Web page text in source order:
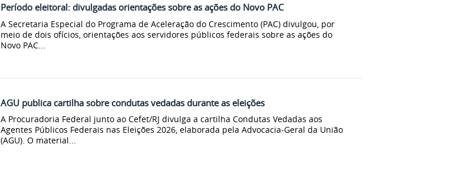
Período eleitoral: divulgadas orientações sobre as ações do Novo PAC
A Secretaria Especial do Programa de Aceleração do Crescimento (PAC) divulgou, por
meio de dois ofícios, orientações aos servidores públicos federais sobre as ações do
Novo PAC...
AGU publica cartilha sobre condutas vedadas durante as eleições
A Procuradoria Federal junto ao Cefet/RJ divulga a cartilha Condutas Vedadas aos
Agentes Públicos Federais nas Eleições 2026, elaborada pela Advocacia-Geral da União
(AGU). O material...